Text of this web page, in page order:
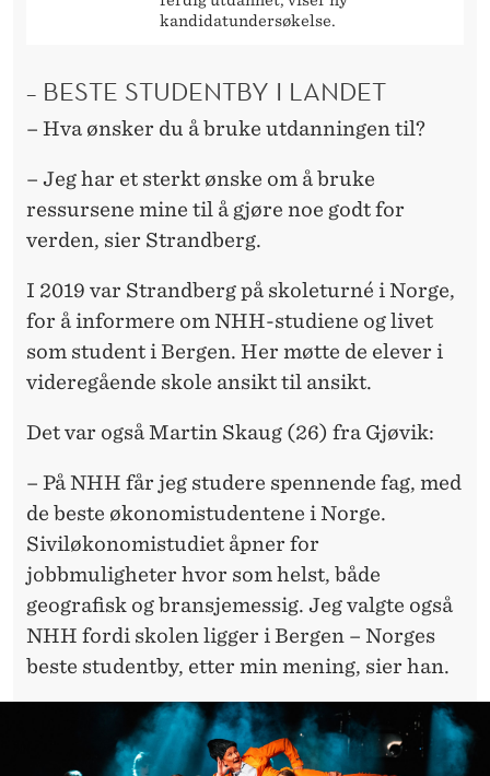
kandidatundersøkelse.
– BESTE STUDENTBY I LANDET
– Hva ønsker du å bruke utdanningen til?
– Jeg har et sterkt ønske om å bruke
ressursene mine til å gjøre noe godt for
verden, sier Strandberg.
I 2019 var Strandberg på skoleturné i Norge,
for å informere om NHH-studiene og livet
som student i Bergen. Her møtte de elever i
videregående skole ansikt til ansikt.
Det var også Martin Skaug (26) fra Gjøvik:
– På NHH får jeg studere spennende fag, med
de beste økonomistudentene i Norge.
Siviløkonomistudiet åpner for
jobbmuligheter hvor som helst, både
geografisk og bransjemessig. Jeg valgte også
NHH fordi skolen ligger i Bergen – Norges
beste studentby, etter min mening, sier han.